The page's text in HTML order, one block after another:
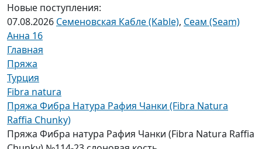
Новые поступления:
07.08.2026 Семеновская Кабле (Kable), Сеам (Seam)
Анна 16
Главная
Пряжа
Турция
Fibra natura
Пряжа Фибра Натура Рафия Чанки (Fibra Natura
Raffia Chunky)
Пряжа Фибра натура Рафия Чанки (Fibra Natura Raffia